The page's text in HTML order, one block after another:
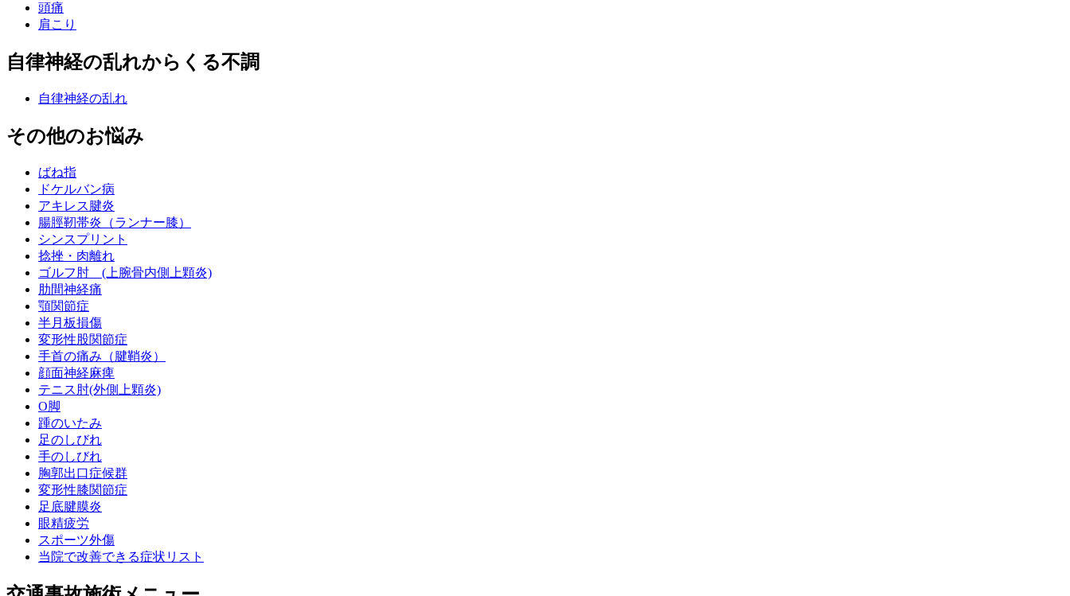
頭痛
肩こり
自律神経の乱れからくる不調
自律神経の乱れ
その他のお悩み
ばね指
ドケルバン病
アキレス腱炎
腸脛靭帯炎（ランナー膝）
シンスプリント
捻挫・肉離れ
ゴルフ肘 (上腕骨内側上顆炎)
肋間神経痛
顎関節症
半月板損傷
変形性股関節症
手首の痛み（腱鞘炎）
顔面神経麻痺
テニス肘(外側上顆炎)
O脚
踵のいたみ
足のしびれ
手のしびれ
胸郭出口症候群
変形性膝関節症
足底腱膜炎
眼精疲労
スポーツ外傷
当院で改善できる症状リスト